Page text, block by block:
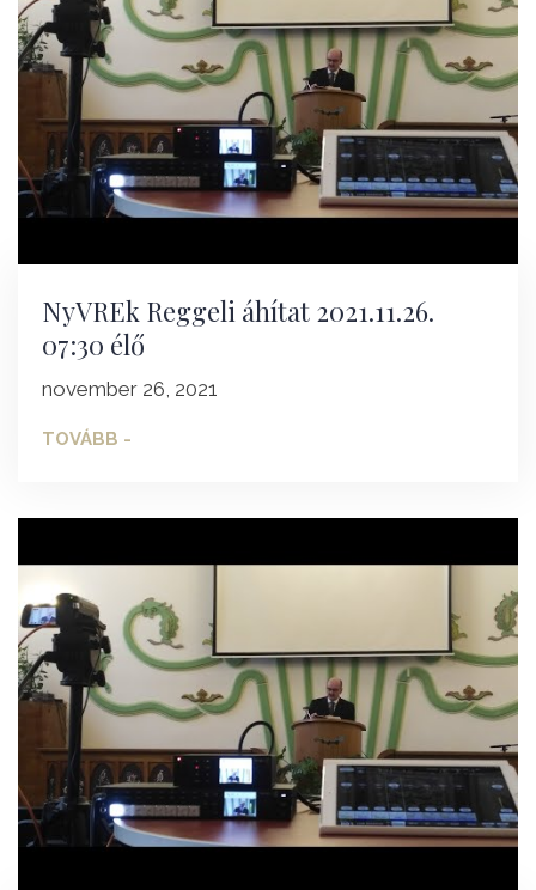
NyVREk Reggeli áhítat 2021.11.26.
07:30 élő
november 26, 2021
TOVÁBB -